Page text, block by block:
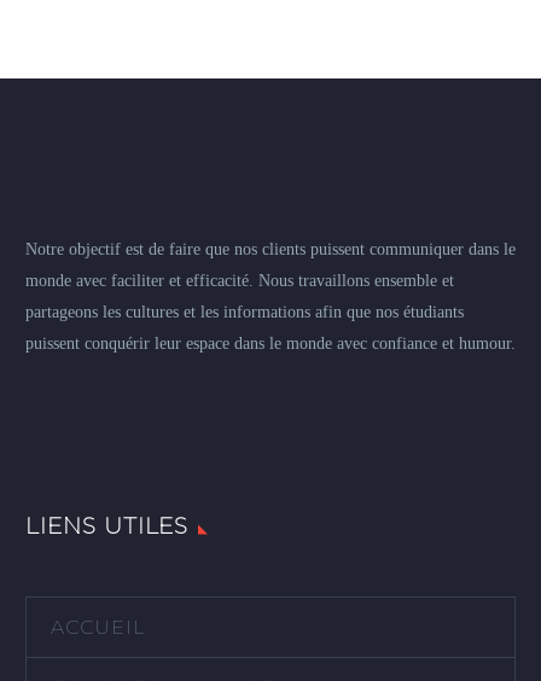
Notre objectif est de faire que nos clients puissent communiquer dans le
monde avec faciliter et efficacité. Nous travaillons ensemble et
partageons les cultures et les informations afin que nos étudiants
puissent conquérir leur espace dans le monde avec confiance et humour.
LIENS UTILES
ACCUEIL